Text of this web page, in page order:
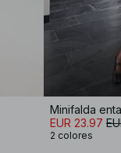
Minifalda
EUR 23.97
2 colores